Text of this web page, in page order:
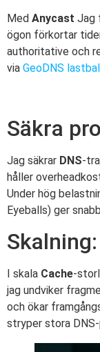
Med Anycast Jag
ögon förkortar
authoritative och
via GeoDNS
Säkra
Jag säkrar DNS-
håller
Under hög
Eyeballs) ger
I skala Cache-
jag undviker
och ökar
stryper stora